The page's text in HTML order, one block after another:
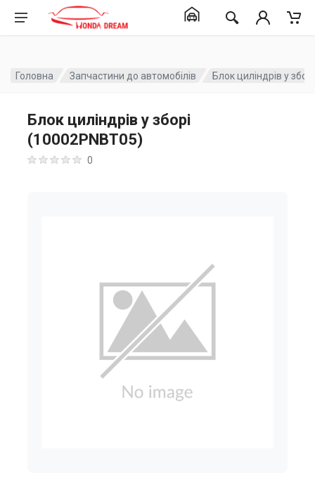
Головна Запчастини до автомобілів Блок циліндрів у
Блок циліндрів у зборі
(10002PNBT05)
0